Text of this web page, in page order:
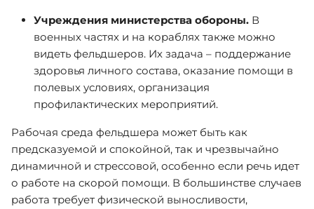
Учреждения министерства обороны. В
военных частях и на кораблях также можно
видеть фельдшеров. Их задача – поддержание
здоровья личного состава, оказание помощи в
полевых условиях, организация
профилактических мероприятий.
Рабочая среда фельдшера может быть как
предсказуемой и спокойной, так и чрезвычайно
динамичной и стрессовой, особенно если речь идет
о работе на скорой помощи. В большинстве случаев
работа требует физической выносливости,